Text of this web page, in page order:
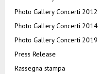
Photo Gallery Concerti 2012
Photo Gallery Concerti 2014
Photo Gallery Concerti 2019
Press Release
Rassegna stampa